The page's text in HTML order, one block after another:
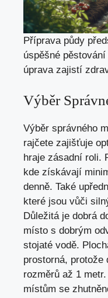
Příprava půdy
úspěšné
úprava zajistí
Výběr
Výběr správného
rajčete zajišťuje
hraje zásadní roli.
kde získávají
denně. Také
které jsou vůči
Důležitá je dobrá
místo s dobrým
stojaté vodě.
prostorná, protože
rozměrů až 1
místům se